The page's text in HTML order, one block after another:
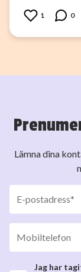
1 0
Lämna dina
Jag har